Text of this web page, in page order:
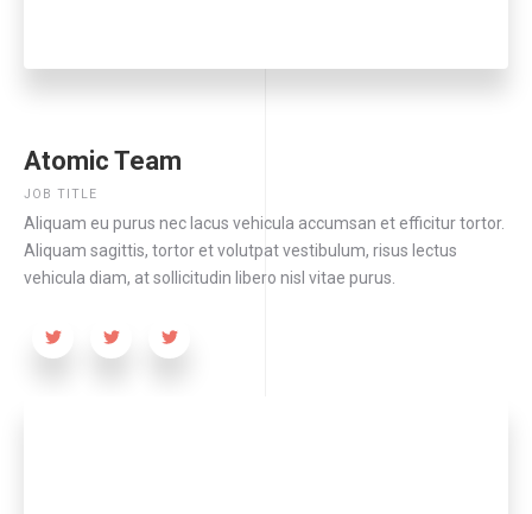
Atomic Team
JOB TITLE
Aliquam eu purus nec lacus vehicula accumsan et efficitur tortor.
Aliquam sagittis, tortor et volutpat vestibulum, risus lectus
vehicula diam, at sollicitudin libero nisl vitae purus.